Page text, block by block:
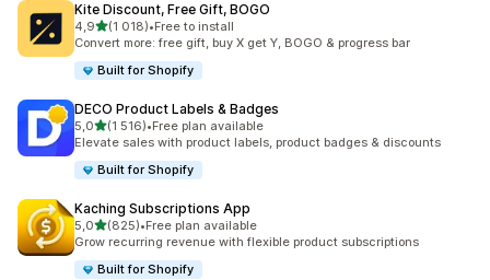
Kite Discount, Free Gift, BOGO
4,9av 5 stjerner
(1 018)
Totalt 1018 omtaler
•Free to install
Convert more: free gift, buy X get Y, BOGO & progress bar
Built for Shopify
DECO Product Labels & Badges
5,0av 5 stjerner
(1 516)
Totalt 1516 omtaler
•Free plan available
Elevate sales with product labels, product badges & discounts
Built for Shopify
Kaching Subscriptions App
5,0av 5 stjerner
(825)
Totalt 825 omtaler
•Free plan available
Grow recurring revenue with flexible product subscriptions
Built for Shopify